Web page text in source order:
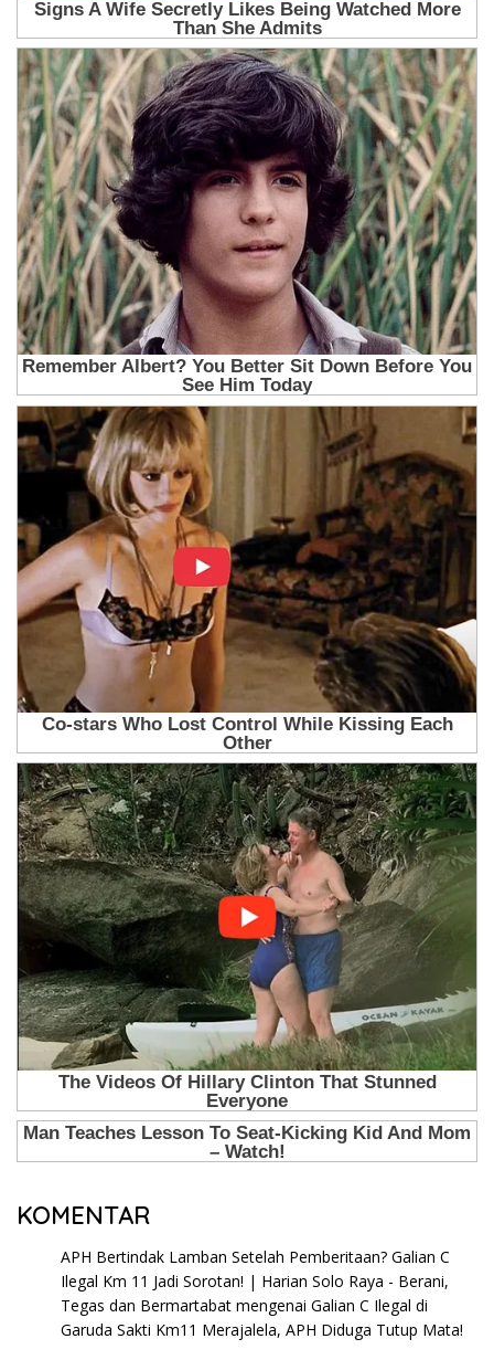
KOMENTAR
APH Bertindak Lamban Setelah Pemberitaan? Galian C
Ilegal Km 11 Jadi Sorotan! | Harian Solo Raya - Berani,
Tegas dan Bermartabat mengenai Galian C Ilegal di
Garuda Sakti Km11 Merajalela, APH Diduga Tutup Mata!